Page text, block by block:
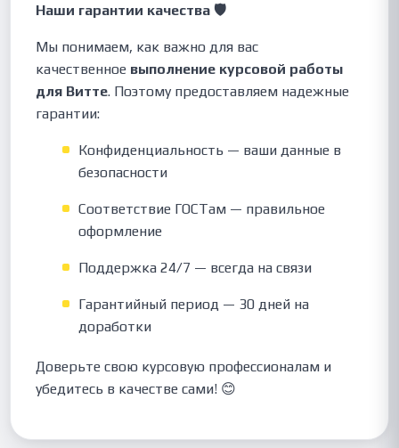
Наши гарантии качества 🛡️
Мы понимаем, как важно для вас
качественное выполнение курсовой работы
для Витте. Поэтому предоставляем надежные
гарантии:
Конфиденциальность — ваши данные в
безопасности
Соответствие ГОСТам — правильное
оформление
Поддержка 24/7 — всегда на связи
Гарантийный период — 30 дней на
доработки
Доверьте свою курсовую профессионалам и
убедитесь в качестве сами! 😊